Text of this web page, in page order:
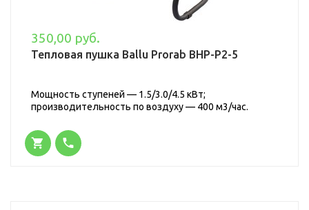
350,00 руб.
Тепловая пушка Ballu Prorab BHP-P2-5
Мощность ступеней — 1.5/3.0/4.5 кВт;
производительность по воздуху — 400 м3/час.